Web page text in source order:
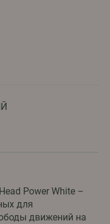
Power White –
для
движений на